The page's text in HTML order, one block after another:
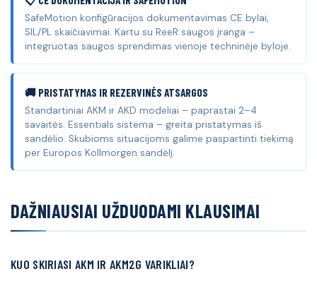
SafeMotion konfigūracijos dokumentavimas CE bylai,
SIL/PL skaičiavimai. Kartu su ReeR saugos įranga –
integruotas saugos sprendimas vienoje techninėje byloje.
🚚 PRISTATYMAS IR REZERVINĖS ATSARGOS
Standartiniai AKM ir AKD modeliai – paprastai 2–4
savaitės. Essentials sistema – greita pristatymas iš
sandėlio. Skubioms situacijoms galime paspartinti tiekimą
per Europos Kollmorgen sandėlį.
DAŽNIAUSIAI UŽDUODAMI KLAUSIMAI
KUO SKIRIASI AKM IR AKM2G VARIKLIAI?